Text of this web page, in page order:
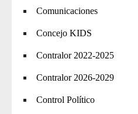
Comunicaciones
Concejo KIDS
Contralor 2022-2025
Contralor 2026-2029
Control Político